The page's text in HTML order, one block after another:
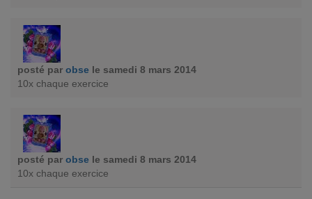
posté par obse le samedi 8 mars 2014
10x chaque exercice
posté par obse le samedi 8 mars 2014
10x chaque exercice